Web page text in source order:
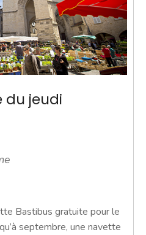
du jeudi
Bastibus gratuite pour le
septembre, une navette